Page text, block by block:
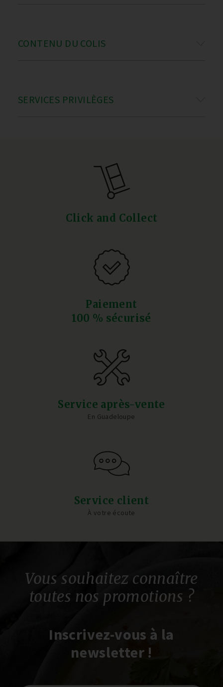
CONTENU DU COLIS
SERVICES PRIVILÈGES
Click and Collect
Paiement
100 % sécurisé
Service après-vente
En Guadeloupe
Service client
À votre écoute
Vous souhaitez connaître
toutes nos promotions ?
Inscrivez-vous à la
newsletter !